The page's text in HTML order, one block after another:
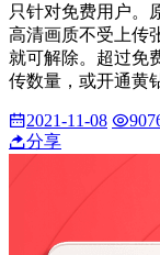
只针对免费用户。
高清画质不受上传
就可解除。超过免
传数量，或开通黄
2021-11-08
分享